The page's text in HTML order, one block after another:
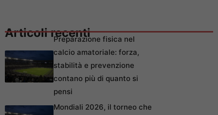
Articoli recentiPreparazione fisica nel
calcio amatoriale: forza,
stabilità e prevenzione
contano più di quanto si
pensi
Mondiali 2026, il torneo che